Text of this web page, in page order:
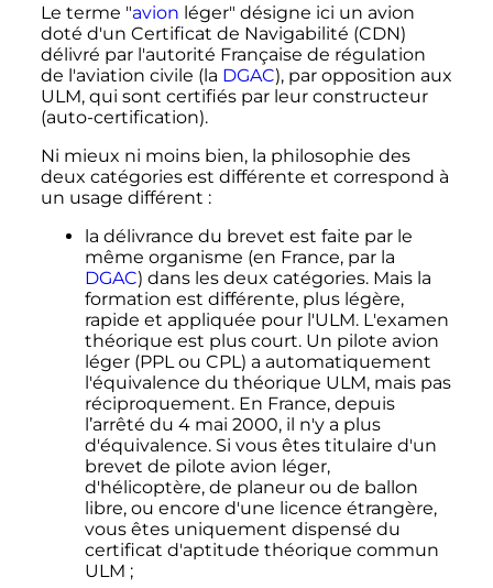
Le terme "avion léger" désigne ici un avion
doté d'un Certificat de Navigabilité (CDN)
délivré par l'autorité Française de régulation
de l'aviation civile (la DGAC), par opposition aux
ULM, qui sont certifiés par leur constructeur
(auto-certification).
Ni mieux ni moins bien, la philosophie des
deux catégories est différente et correspond à
un usage différent :
la délivrance du brevet est faite par le
même organisme (en France, par la
DGAC) dans les deux catégories. Mais la
formation est différente, plus légère,
rapide et appliquée pour l'ULM. L'examen
théorique est plus court. Un pilote avion
léger (PPL ou CPL) a automatiquement
l'équivalence du théorique ULM, mais pas
réciproquement. En France, depuis
l’arrêté du 4 mai 2000, il n'y a plus
d'équivalence. Si vous êtes titulaire d'un
brevet de pilote avion léger,
d'hélicoptère, de planeur ou de ballon
libre, ou encore d'une licence étrangère,
vous êtes uniquement dispensé du
certificat d'aptitude théorique commun
ULM ;